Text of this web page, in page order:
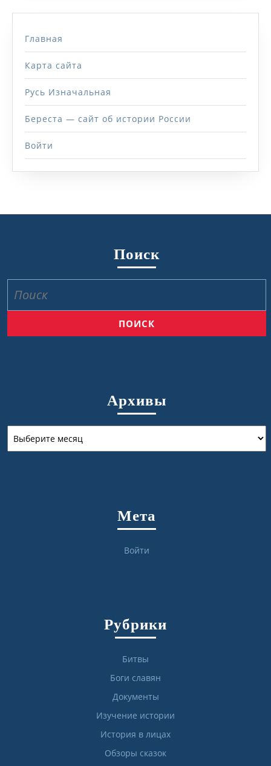
Главная
Карта сайта
Русь Изначальная
Береста — сайт об истории России
Войти
Поиск
Архивы
Мета
Войти
Рубрики
Битвы
Боги славян
Документы
Изучение истории
История в лицах
Обзоры сказок